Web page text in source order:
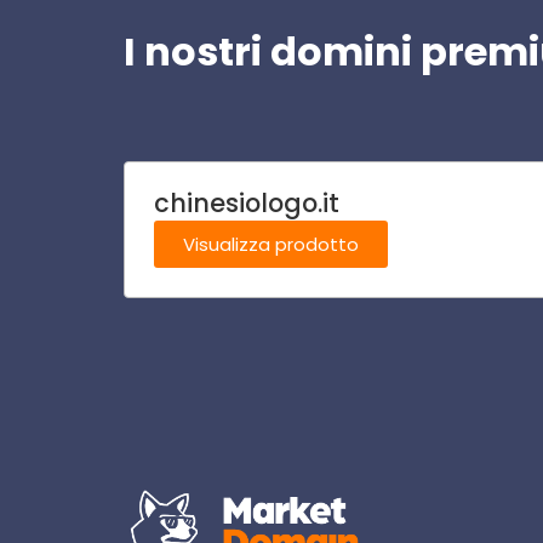
I nostri domini
chinesiologo.it
Visualizza prodotto